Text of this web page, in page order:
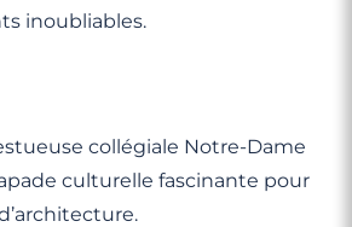
inoubliables.
collégiale Notre-Dame
culturelle fascinante pour